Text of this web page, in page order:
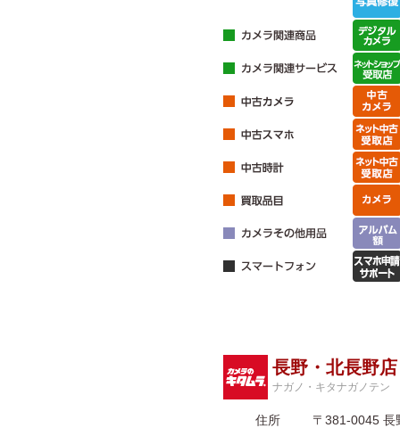
長野・北長野店
ナガノ・キタナガノテン
住所 〒381-0045 長